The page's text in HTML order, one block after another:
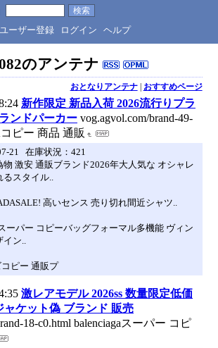
ユーザー登録 ログイン ヘルプ
のアンテナ
おとなりアンテナ| おすすめページ
新作限定 新品入荷 2026流行りプラ
ンドパーカー vog.agvol.com/brand-49-
ピー 商品 通販
21 在庫状況：421
物 激安 通販ブランド2026年大人気な オシャレ
スタイル..
高いセンス 売り切れ間近シャツ..
ーパー コピーバッグフォーマル多機能 ヴィン
ン..
ピー 通販プ
激レアモデル 2026ss 数量限定低価
ャケット偽 ブランド 販売
18-c0.html balenciagaスーパー コピ